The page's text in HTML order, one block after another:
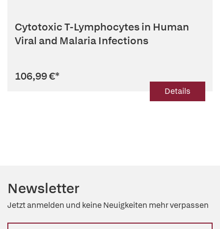
Cytotoxic T-Lymphocytes in Human
Viral and Malaria Infections
106,99 €*
Details
Newsletter
Jetzt anmelden und keine Neuigkeiten mehr verpassen